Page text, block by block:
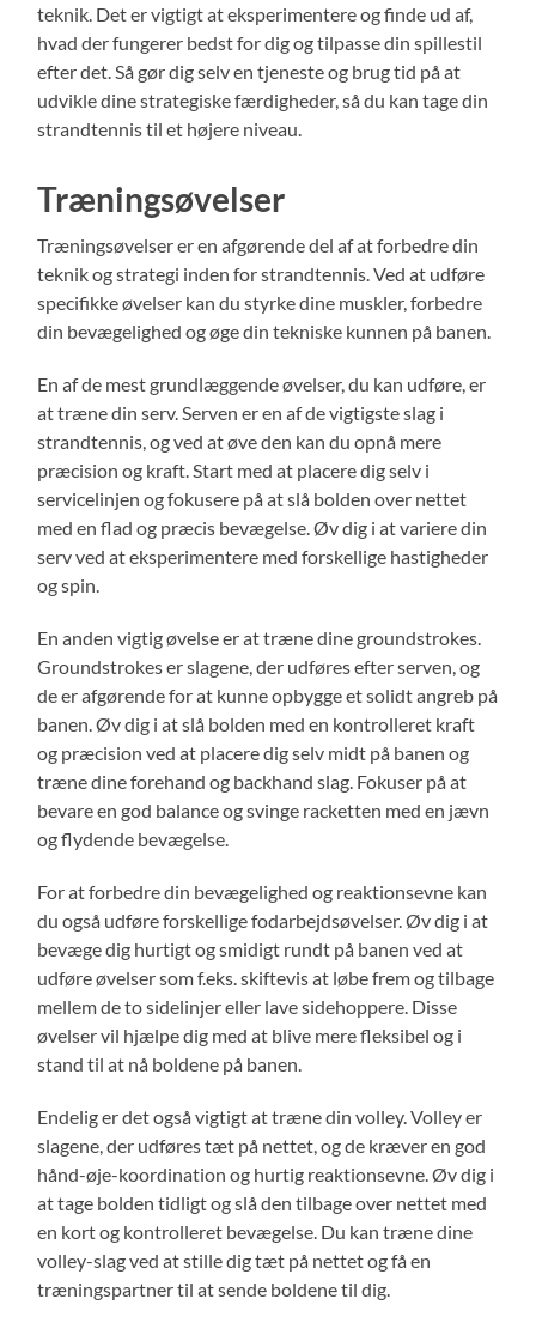
teknik. Det er vigtigt at eksperimentere og finde ud af,
hvad der fungerer bedst for dig og tilpasse din spillestil
efter det. Så gør dig selv en tjeneste og brug tid på at
udvikle dine strategiske færdigheder, så du kan tage din
strandtennis til et højere niveau.
Træningsøvelser
Træningsøvelser er en afgørende del af at forbedre din
teknik og strategi inden for strandtennis. Ved at udføre
specifikke øvelser kan du styrke dine muskler, forbedre
din bevægelighed og øge din tekniske kunnen på banen.
En af de mest grundlæggende øvelser, du kan udføre, er
at træne din serv. Serven er en af de vigtigste slag i
strandtennis, og ved at øve den kan du opnå mere
præcision og kraft. Start med at placere dig selv i
servicelinjen og fokusere på at slå bolden over nettet
med en flad og præcis bevægelse. Øv dig i at variere din
serv ved at eksperimentere med forskellige hastigheder
og spin.
En anden vigtig øvelse er at træne dine groundstrokes.
Groundstrokes er slagene, der udføres efter serven, og
de er afgørende for at kunne opbygge et solidt angreb på
banen. Øv dig i at slå bolden med en kontrolleret kraft
og præcision ved at placere dig selv midt på banen og
træne dine forehand og backhand slag. Fokuser på at
bevare en god balance og svinge racketten med en jævn
og flydende bevægelse.
For at forbedre din bevægelighed og reaktionsevne kan
du også udføre forskellige fodarbejdsøvelser. Øv dig i at
bevæge dig hurtigt og smidigt rundt på banen ved at
udføre øvelser som f.eks. skiftevis at løbe frem og tilbage
mellem de to sidelinjer eller lave sidehoppere. Disse
øvelser vil hjælpe dig med at blive mere fleksibel og i
stand til at nå boldene på banen.
Endelig er det også vigtigt at træne din volley. Volley er
slagene, der udføres tæt på nettet, og de kræver en god
hånd-øje-koordination og hurtig reaktionsevne. Øv dig i
at tage bolden tidligt og slå den tilbage over nettet med
en kort og kontrolleret bevægelse. Du kan træne dine
volley-slag ved at stille dig tæt på nettet og få en
træningspartner til at sende boldene til dig.